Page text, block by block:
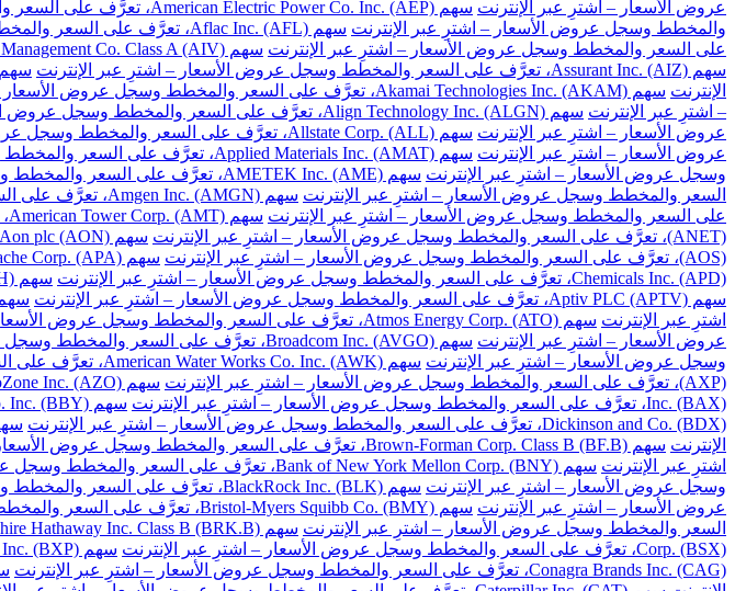
عروض الأسعار – اشترِ عبر الإنترنت سهم American Electric Power Co. Inc. (AEP)، تعرَّف على السعر والمخطط وسجل عروض الأسعار – اشترِ عبر الإنترنت
والمخطط وسجل عروض الأسعار – اشترِ عبر الإنترنت سهم Aflac Inc. (AFL)، تعرَّف على السعر والمخطط وسجل عروض الأسعار – اشترِ عبر الإنترنت
على السعر والمخطط وسجل عروض الأسعار – اشترِ عبر الإنترنت سهم Apartment Investment and Management Co. Class A (AIV)، تعرَّف على السعر والمخطط وسجل عروض الأسعار – اشترِ عبر الإنترنت
سهم Assurant Inc. (AIZ)، تعرَّف على السعر والمخطط وسجل عروض الأسعار – اشترِ عبر الإنترنت
الإنترنت سهم Akamai Technologies Inc. (AKAM)، تعرَّف على السعر والمخطط وسجل عروض الأسعار – اشترِ عبر الإنترنت
– اشترِ عبر الإنترنت سهم Align Technology Inc. (ALGN)، تعرَّف على السعر والمخطط وسجل عروض الأسعار – اشترِ عبر الإنترنت
عروض الأسعار – اشترِ عبر الإنترنت سهم Allstate Corp. (ALL)، تعرَّف على السعر والمخطط وسجل عروض الأسعار – اشترِ عبر الإنترنت
عروض الأسعار – اشترِ عبر الإنترنت سهم Applied Materials Inc. (AMAT)، تعرَّف على السعر والمخطط وسجل عروض الأسعار – اشترِ عبر الإنترنت
وسجل عروض الأسعار – اشترِ عبر الإنترنت سهم AMETEK Inc. (AME)، تعرَّف على السعر والمخطط وسجل عروض الأسعار – اشترِ عبر الإنترنت
السعر والمخطط وسجل عروض الأسعار – اشترِ عبر الإنترنت سهم Amgen Inc. (AMGN)، تعرَّف على السعر والمخطط وسجل عروض الأسعار – اشترِ عبر الإنترنت
على السعر والمخطط وسجل عروض الأسعار – اشترِ عبر الإنترنت سهم American Tower Corp. (AMT)، تعرَّف على السعر والمخطط وسجل عروض الأسعار – اشترِ عبر الإنترنت
(ANET)، تعرَّف على السعر والمخطط وسجل عروض الأسعار – اشترِ عبر الإنترنت
سهم Aon plc (AON)، تعرَّف على السعر والمخطط وسجل عروض الأسعار – اشترِ عبر الإنترنت
(AOS)، تعرَّف على السعر والمخطط وسجل عروض الأسعار – اشترِ عبر الإنترنت
سهم Apache Corp. (APA)، تعرَّف على السعر والمخطط وسجل عروض الأسعار – اشترِ عبر الإنترنت
Chemicals Inc. (APD)، تعرَّف على السعر والمخطط وسجل عروض الأسعار – اشترِ عبر الإنترنت
سهم Amphenol Corp. Class A (APH)، تعرَّف على السعر والمخطط وسجل عروض الأسعار – اشترِ عبر الإنترنت
سهم Aptiv PLC (APTV)، تعرَّف على السعر والمخطط وسجل عروض الأسعار – اشترِ عبر الإنترنت
اشترِ عبر الإنترنت سهم Atmos Energy Corp. (ATO)، تعرَّف على السعر والمخطط وسجل عروض الأسعار – اشترِ عبر الإنترنت
عروض الأسعار – اشترِ عبر الإنترنت سهم Broadcom Inc. (AVGO)، تعرَّف على السعر والمخطط وسجل عروض الأسعار – اشترِ عبر الإنترنت
وسجل عروض الأسعار – اشترِ عبر الإنترنت سهم American Water Works Co. Inc. (AWK)، تعرَّف على السعر والمخطط وسجل عروض الأسعار – اشترِ عبر الإنترنت
(AXP)، تعرَّف على السعر والمخطط وسجل عروض الأسعار – اشترِ عبر الإنترنت
سهم AutoZone Inc. (AZO)، تعرَّف على السعر والمخطط وسجل عروض الأسعار – اشترِ عبر الإنترنت
Inc. (BAX)، تعرَّف على السعر والمخطط وسجل عروض الأسعار – اشترِ عبر الإنترنت
سهم Best Buy Co. Inc. (BBY)، تعرَّف على السعر والمخطط وسجل عروض الأسعار – اشترِ عبر الإنترنت
Dickinson and Co. (BDX)، تعرَّف على السعر والمخطط وسجل عروض الأسعار – اشترِ عبر الإنترنت
الإنترنت سهم Brown-Forman Corp. Class B (BF.B)، تعرَّف على السعر والمخطط وسجل عروض الأسعار – اشترِ عبر الإنترنت
اشترِ عبر الإنترنت سهم Bank of New York Mellon Corp. (BNY)، تعرَّف على السعر والمخطط وسجل عروض الأسعار – اشترِ عبر الإنترنت
وسجل عروض الأسعار – اشترِ عبر الإنترنت سهم BlackRock Inc. (BLK)، تعرَّف على السعر والمخطط وسجل عروض الأسعار – اشترِ عبر الإنترنت
عروض الأسعار – اشترِ عبر الإنترنت سهم Bristol-Myers Squibb Co. (BMY)، تعرَّف على السعر والمخطط وسجل عروض الأسعار – اشترِ عبر الإنترنت
السعر والمخطط وسجل عروض الأسعار – اشترِ عبر الإنترنت سهم Berkshire Hathaway Inc. Class B (BRK.B)، تعرَّف على السعر والمخطط وسجل عروض الأسعار – اشترِ عبر الإنترنت
Corp. (BSX)، تعرَّف على السعر والمخطط وسجل عروض الأسعار – اشترِ عبر الإنترنت
سهم Boston Properties Inc. (BXP)، تعرَّف على السعر والمخطط وسجل عروض الأسعار – اشترِ عبر الإنترنت
Conagra Brands Inc. (CAG)، تعرَّف على السعر والمخطط وسجل عروض الأسعار – اشترِ عبر الإنترنت